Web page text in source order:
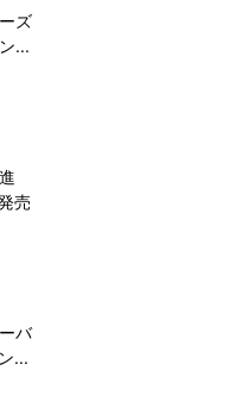
ズ
...
売
バ
...